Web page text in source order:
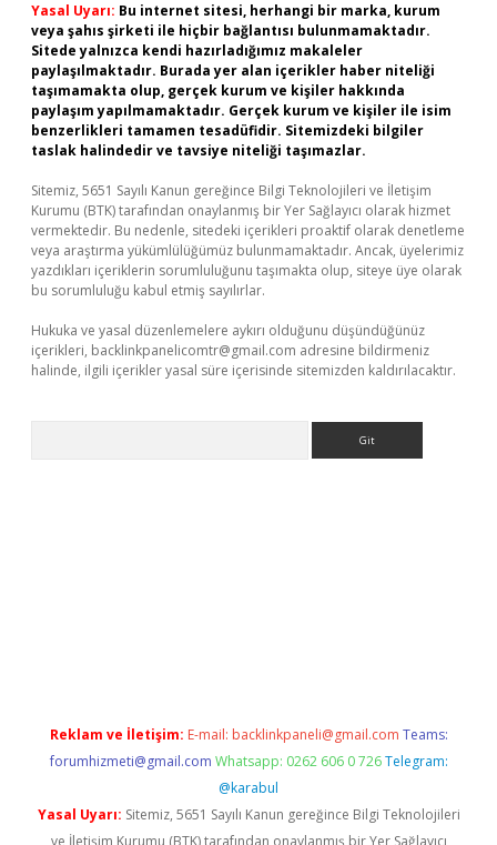
Yasal Uyarı: Bu internet sitesi, herhangi bir marka, kurum
veya şahıs şirketi ile hiçbir bağlantısı bulunmamaktadır.
Sitede yalnızca kendi hazırladığımız makaleler
paylaşılmaktadır. Burada yer alan içerikler haber niteliği
taşımamakta olup, gerçek kurum ve kişiler hakkında
paylaşım yapılmamaktadır. Gerçek kurum ve kişiler ile isim
benzerlikleri tamamen tesadüfidir. Sitemizdeki bilgiler
taslak halindedir ve tavsiye niteliği taşımazlar.
Sitemiz, 5651 Sayılı Kanun gereğince Bilgi Teknolojileri ve İletişim
Kurumu (BTK) tarafından onaylanmış bir Yer Sağlayıcı olarak hizmet
vermektedir. Bu nedenle, sitedeki içerikleri proaktif olarak denetleme
veya araştırma yükümlülüğümüz bulunmamaktadır. Ancak, üyelerimiz
yazdıkları içeriklerin sorumluluğunu taşımakta olup, siteye üye olarak
bu sorumluluğu kabul etmiş sayılırlar.
Hukuka ve yasal düzenlemelere aykırı olduğunu düşündüğünüz
içerikleri, backlinkpanelicomtr@gmail.com adresine bildirmeniz
halinde, ilgili içerikler yasal süre içerisinde sitemizden kaldırılacaktır.
Reklam ve İletişim: E-mail: backlinkpaneli@gmail.com Teams:
forumhizmeti@gmail.com Whatsapp: 0262 606 0 726 Telegram:
@karabul
Yasal Uyarı: Sitemiz, 5651 Sayılı Kanun gereğince Bilgi Teknolojileri
ve İletişim Kurumu (BTK) tarafından onaylanmış bir Yer Sağlayıcı